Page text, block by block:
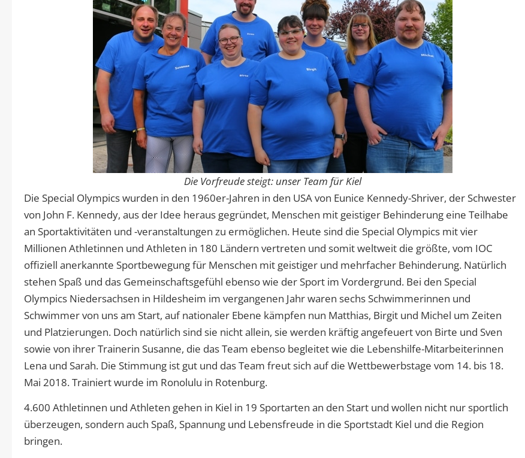
Die Vorfreude steigt: unser Team für Kiel
Die Special Olympics wurden in den 1960er-Jahren in den USA von Eunice Kennedy-Shriver, der Schwester
von John F. Kennedy, aus der Idee heraus gegründet, Menschen mit geistiger Behinderung eine Teilhabe
an Sportaktivitäten und -veranstaltungen zu ermöglichen. Heute sind die Special Olympics mit vier
Millionen Athletinnen und Athleten in 180 Ländern vertreten und somit weltweit die größte, vom IOC
offiziell anerkannte Sportbewegung für Menschen mit geistiger und mehrfacher Behinderung. Natürlich
stehen Spaß und das Gemeinschaftsgefühl ebenso wie der Sport im Vordergrund. Bei den Special
Olympics Niedersachsen in Hildesheim im vergangenen Jahr waren sechs Schwimmerinnen und
Schwimmer von uns am Start, auf nationaler Ebene kämpfen nun Matthias, Birgit und Michel um Zeiten
und Platzierungen. Doch natürlich sind sie nicht allein, sie werden kräftig angefeuert von Birte und Sven
sowie von ihrer Trainerin Susanne, die das Team ebenso begleitet wie die Lebenshilfe-Mitarbeiterinnen
Lena und Sarah. Die Stimmung ist gut und das Team freut sich auf die Wettbewerbstage vom 14. bis 18.
Mai 2018. Trainiert wurde im Ronolulu in Rotenburg.
4.600 Athletinnen und Athleten gehen in Kiel in 19 Sportarten an den Start und wollen nicht nur sportlich
überzeugen, sondern auch Spaß, Spannung und Lebensfreude in die Sportstadt Kiel und die Region
bringen.